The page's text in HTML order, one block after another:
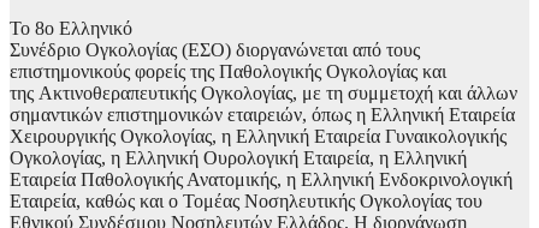
Το 8ο Ελληνικό
Συνέδριο Ογκολογίας (ΕΣΟ) διοργανώνεται από τους
επιστημονικούς φορείς της Παθολογικής Ογκολογίας και
της Ακτινοθεραπευτικής Ογκολογίας, με τη συμμετοχή και άλλων
σημαντικών επιστημονικών εταιρειών, όπως η Ελληνική Εταιρεία
Χειρουργικής Ογκολογίας, η Ελληνική Εταιρεία Γυναικολογικής
Ογκολογίας, η Ελληνική Ουρολογική Εταιρεία, η Ελληνική
Εταιρεία Παθολογικής Ανατομικής, η Ελληνική Ενδοκρινολογική
Εταιρεία, καθώς και ο Τομέας Νοσηλευτικής Ογκολογίας του
Εθνικού Συνδέσμου Νοσηλευτών Ελλάδος. Η διοργάνωση